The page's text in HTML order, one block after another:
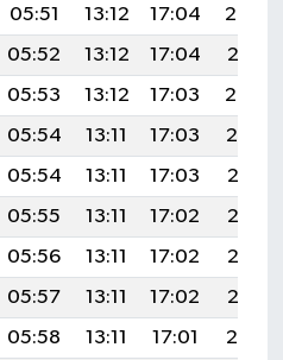
05:51 13:12 17:04
20:22
05:52 13:12 17:04
20:21
05:53 13:12 17:03
20:20
05:54 13:11 17:03
20:19
05:54 13:11 17:03
20:18
05:55 13:11 17:02
20:17
05:56 13:11 17:02
20:16
05:57 13:11 17:02
20:15
05:58 13:11 17:01
20:14